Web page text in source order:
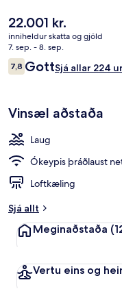
meðal helstu kosta
Núverandi
verð
er
22.001 kr.
22.001 kr.
inniheldur skatta og gjöld
7. sep. - 8. sep.
Umsagnir
7,87,8 af 10
GottSjá allar 224
Vinsæl aðstaða
Laug
Ókeypis þráðlaust
Loftkæling
Sjá allt
Meginaðstaða
Vertu eins og